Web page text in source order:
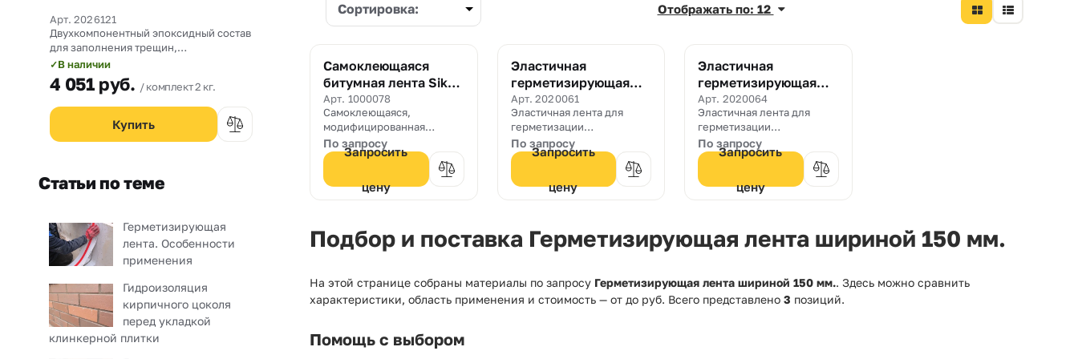
Арт. 2026121
Двухкомпонентный эпоксидный состав
для заполнения трещин,
омоноличивания рабочих швов и
прочного склеивания бетона со
сталью.
✓В наличии
4 051руб. комплект 2 кг.
Статьи по теме
Герметизирующая
лента. Особенности
применения
Гидроизоляция
кирпичного цоколя
перед укладкой
клинкерной плитки
Сортировка: Отображать по: 12
Самоклеющаяся
битумная лента Sika
MultiSeal
Арт. 1000078
Самоклеющаяся,
модифицированная
каучуком, битумная
герметизирующая лента. С
ламинированная
алюминиевой фольгой.
По запросу
Запросить
цену
Эластичная
герметизирующая
лента Sikadur
Combiflex SG-10 M150
Арт. 2020061
Эластичная лента для
герметизации
конструкционных,
деформационных и
холодных швов и трещин
шириной 150 мм. и
толщиной 1 мм.
По запросу
Запросить
цену
Эластичная
герметизирующая
лента Sikadur
Combiflex SG-20
M150
Арт. 2020064
Эластичная лента для
герметизации
конструкционных,
деформационных и
холодных швов и трещин
шириной 150 мм. и
толщиной 2 мм.
По запросу
Запросить
цену
Подбор и поставка Герметизирующая лента шириной 150 мм.
На этой странице собраны материалы по запросу Герметизирующая лента шириной 150 мм.. Здесь можно сравнить
характеристики, область применения и стоимость — от до руб. Всего представлено 3 позиций.
Помощь с выбором